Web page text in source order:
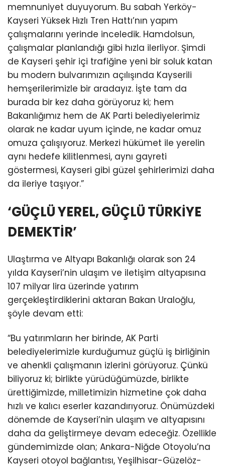
memnuniyet duyuyorum. Bu sabah Yerköy-
Kayseri Yüksek Hızlı Tren Hattı’nın yapım
çalışmalarını yerinde inceledik. Hamdolsun,
çalışmalar planlandığı gibi hızla ilerliyor. Şimdi
de Kayseri şehir içi trafiğine yeni bir soluk katan
bu modern bulvarımızın açılışında Kayserili
hemşerilerimizle bir aradayız. İşte tam da
burada bir kez daha görüyoruz ki; hem
Bakanlığımız hem de AK Parti belediyelerimiz
olarak ne kadar uyum içinde, ne kadar omuz
omuza çalışıyoruz. Merkezi hükümet ile yerelin
aynı hedefe kilitlenmesi, aynı gayreti
göstermesi, Kayseri gibi güzel şehirlerimizi daha
da ileriye taşıyor.”
‘GÜÇLÜ YEREL, GÜÇLÜ TÜRKİYE
DEMEKTİR’
Ulaştırma ve Altyapı Bakanlığı olarak son 24
yılda Kayseri’nin ulaşım ve iletişim altyapısına
107 milyar lira üzerinde yatırım
gerçekleştirdiklerini aktaran Bakan Uraloğlu,
şöyle devam etti:
“Bu yatırımların her birinde, AK Parti
belediyelerimizle kurduğumuz güçlü iş birliğinin
ve ahenkli çalışmanın izlerini görüyoruz. Çünkü
biliyoruz ki; birlikte yürüdüğümüzde, birlikte
ürettiğimizde, milletimizin hizmetine çok daha
hızlı ve kalıcı eserler kazandırıyoruz. Önümüzdeki
dönemde de Kayseri’nin ulaşım ve altyapısını
daha da geliştirmeye devam edeceğiz. Özellikle
gündemimizde olan; Ankara-Niğde Otoyolu’na
Kayseri otoyol bağlantısı, Yeşilhisar-Güzelöz-